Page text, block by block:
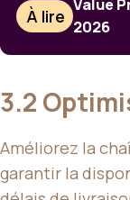
À lire
Value
2026
3.2
Améliorez la
garantir la